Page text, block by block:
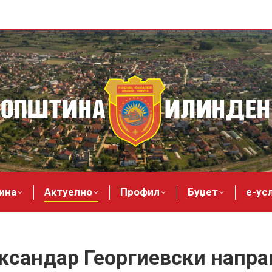
Актуелно Профил Буџет е-
Георгиевски